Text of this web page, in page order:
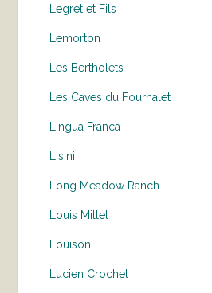
Legret et Fils
Lemorton
Les Bertholets
Les Caves du Fournalet
Lingua Franca
Lisini
Long Meadow Ranch
Louis Millet
Louison
Lucien Crochet